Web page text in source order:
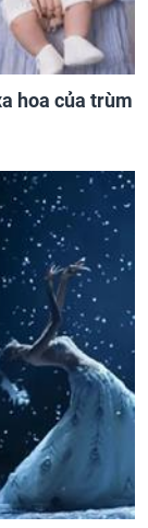
hoa của trùm